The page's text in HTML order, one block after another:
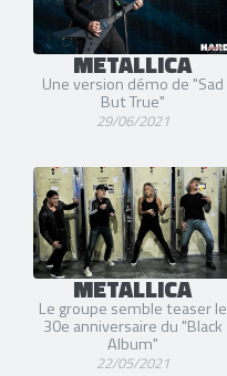
METALLICA
Une version démo de "Sad
But True"
29/06/2021
METALLICA
Le groupe semble teaser le
30e anniversaire du "Black
Album"
22/05/2021